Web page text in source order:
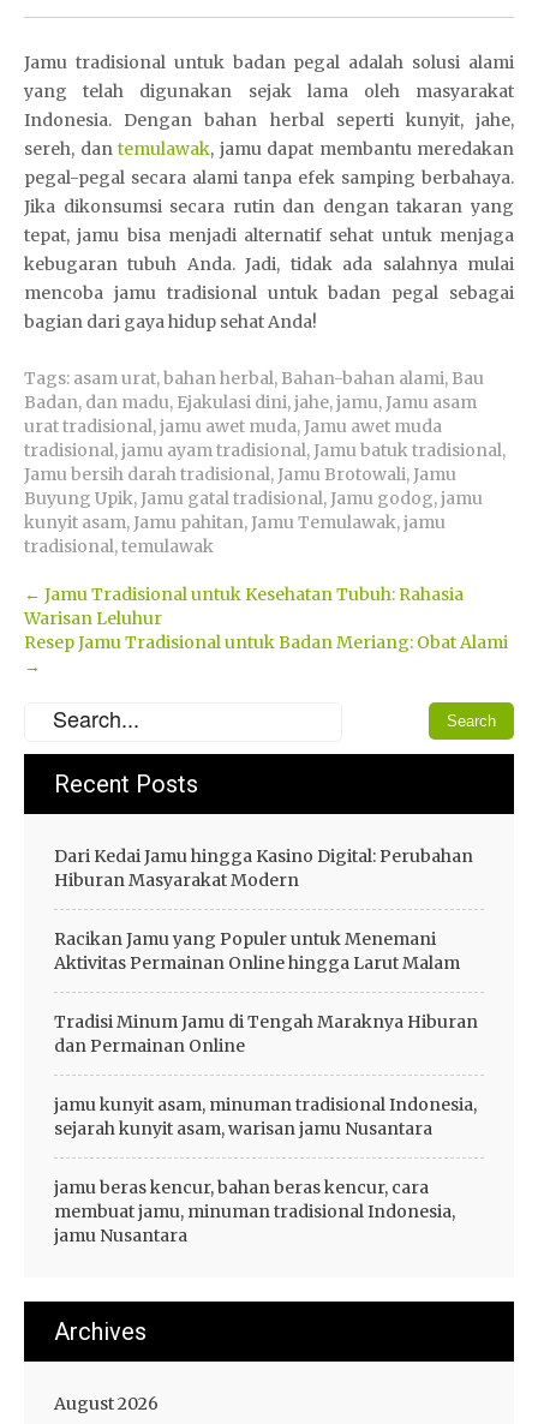
Jamu tradisional untuk badan pegal adalah solusi alami
yang telah digunakan sejak lama oleh masyarakat
Indonesia. Dengan bahan herbal seperti kunyit, jahe,
sereh, dan temulawak, jamu dapat membantu meredakan
pegal-pegal secara alami tanpa efek samping berbahaya.
Jika dikonsumsi secara rutin dan dengan takaran yang
tepat, jamu bisa menjadi alternatif sehat untuk menjaga
kebugaran tubuh Anda. Jadi, tidak ada salahnya mulai
mencoba jamu tradisional untuk badan pegal sebagai
bagian dari gaya hidup sehat Anda!
Tags: asam urat,bahan herbal, Bahan-bahan alami, Bau
Badan, dan madu, Ejakulasi dini,jahe,jamu,Jamu asam
urat tradisional,jamu awet muda,Jamu awet muda
tradisional,jamu ayam tradisional,Jamu batuk tradisional,
Jamu bersih darah tradisional,Jamu Brotowali,Jamu
Buyung Upik,Jamu gatal tradisional,Jamu godog,jamu
kunyit asam,Jamu pahitan,Jamu Temulawak,jamu
tradisional,temulawak
Post
navigation
← Jamu Tradisional untuk Kesehatan Tubuh: Rahasia
Warisan Leluhur
Resep Jamu Tradisional untuk Badan Meriang: Obat Alami
→
Recent Posts
Dari Kedai Jamu hingga Kasino Digital: Perubahan
Hiburan Masyarakat Modern
Racikan Jamu yang Populer untuk Menemani
Aktivitas Permainan Online hingga Larut Malam
Tradisi Minum Jamu di Tengah Maraknya Hiburan
dan Permainan Online
jamu kunyit asam, minuman tradisional Indonesia,
sejarah kunyit asam, warisan jamu Nusantara
jamu beras kencur, bahan beras kencur, cara
membuat jamu, minuman tradisional Indonesia,
jamu Nusantara
Archives
August 2026